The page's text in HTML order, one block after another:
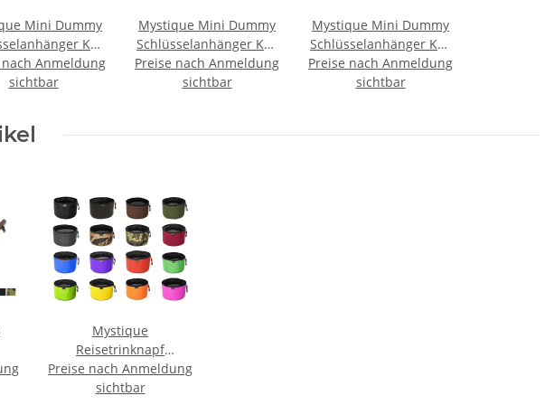
Mini Dummy
Key
Case rot
nach Anmeldung
sichtbar
Mystique Mini Dummy
Schlüsselanhänger Key
Case grün
Preise nach Anmeldung
sichtbar
Mystique Mini Dummy
Schlüsselanhänger Key
Case khaki
Preise nach Anmeldung
sichtbar
Mystique
Reisetrinknapf
Reisenapf mit
Karabiner faltbar
Preise nach Anmeldung
sichtbar